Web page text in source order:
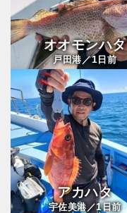
オオモンハタ
戸田港／1 日前
アカハタ
宇佐美港／1日前